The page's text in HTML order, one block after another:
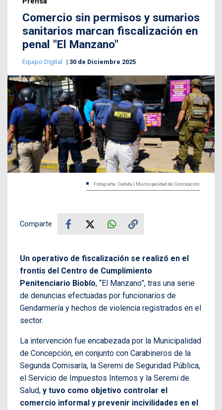
Comercio sin permisos y sumarios
sanitarios marcan fiscalización en
penal "El Manzano"
Equipo Digital 30 de Diciembre 2025
Fotografía: Cedida | Municipalidad de Concepción
Comparte
Un operativo de fiscalización se realizó en el
frontis del Centro de Cumplimiento
Penitenciario Biobío, “El Manzano”, tras una serie
de denuncias efectuadas por funcionarios de
Gendarmería y hechos de violencia registrados en el
sector.
La intervención fue encabezada por la Municipalidad
de Concepción, en conjunto con Carabineros de la
Segunda Comisaría, la Seremi de Seguridad Pública,
el Servicio de Impuestos Internos y la Seremi de
Salud, y tuvo como objetivo controlar el
comercio informal y prevenir incivilidades en el